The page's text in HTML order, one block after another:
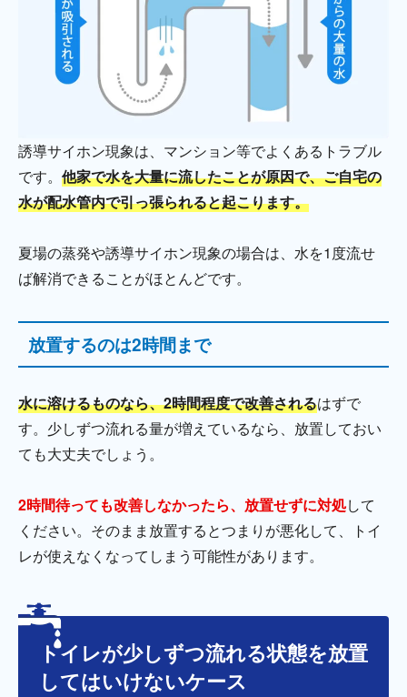
誘導サイホン現象は、マンション等でよくあるトラブル
です。 他家で水を大量に流したことが原因で、ご自宅の
水が配水管内で引っ張られると起こります。
夏場の蒸発や誘導サイホン現象の場合は、水を1度流せ
ば解消できることがほとんどです。
放置するのは2時間まで
水に溶けるものなら、2時間程度で改善されるはずで
す。少しずつ流れる量が増えているなら、放置しておい
ても大丈夫でしょう。
2時間待っても改善しなかったら、放置せずに対処して
ください。そのまま放置するとつまりが悪化して、トイ
レが使えなくなってしまう可能性があります。
トイレが少しずつ流れる状態を放置
してはいけないケース